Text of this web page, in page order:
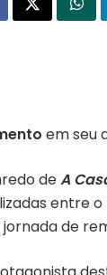
em seu
deA
entre o
de